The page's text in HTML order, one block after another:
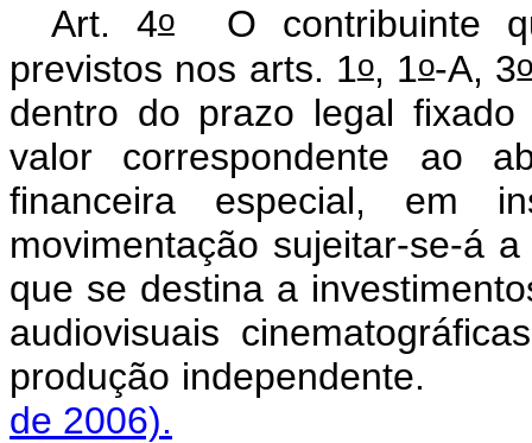
Art. 4oO contribuinte
previstos nos arts. 1o, 1o-A, 3
dentro do prazo legal
valor correspondente ao
financeira especial, em
movimentação sujeitar-se-á
que se destina a
audiovisuais
produção
de 2006).